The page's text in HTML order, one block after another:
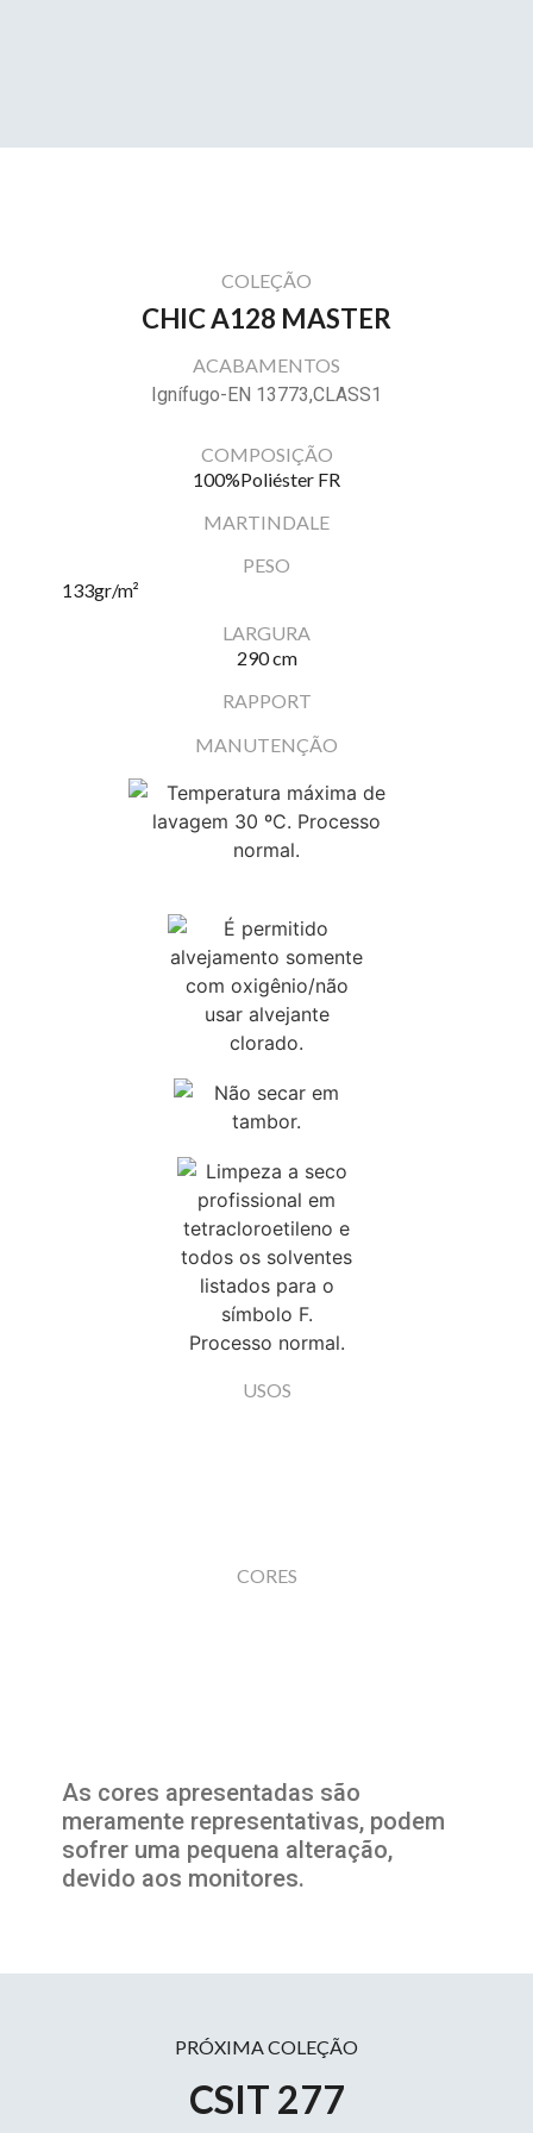
COLEÇÃO
CHIC A128 MASTER
ACABAMENTOS
Ignífugo-EN 13773,CLASS1
COMPOSIÇÃO
100%Poliéster FR
MARTINDALE
PESO
133gr/m²
LARGURA
290 cm
RAPPORT
MANUTENÇÃO
USOS
CORES
As cores apresentadas são
meramente representativas, podem
sofrer uma pequena alteração,
devido aos monitores.
PRÓXIMA COLEÇÃO
CSIT 277